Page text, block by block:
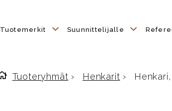
Tuotemerkit Suunnittelijalle
Etusivulle
Tuoteryhmät › Henkarit ›